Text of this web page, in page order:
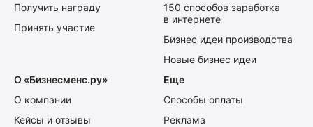
Получить награду
Принять участие
150 способов заработка
в интернете
Бизнес идеи производства
Новые бизнес идеи
О «Бизнесменс.ру»
О компании
Кейсы и отзывы
Еще
Способы оплаты
Реклама